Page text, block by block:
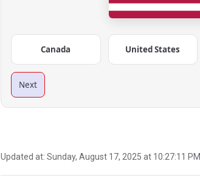
Canada United States
Next
Updated at: Sunday, August 17, 2025 at 10:27:11 PM